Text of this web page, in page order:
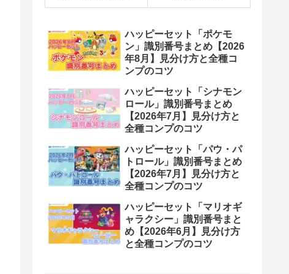
ハッピーセット「ポケモ
ン」識別番号まとめ【2026
年8月】見分け方と全種コ
ンプのコツ
ハッピーセット「シナモン
ロール」識別番号まとめ
【2026年7月】見分け方と
全種コンプのコツ
ハッピーセット「パウ・パ
トロール」識別番号まとめ
【2026年7月】見分け方と
全種コンプのコツ
ハッピーセット「マリオギ
ャラクシー」識別番号まと
め【2026年6月】見分け方
と全種コンプのコツ